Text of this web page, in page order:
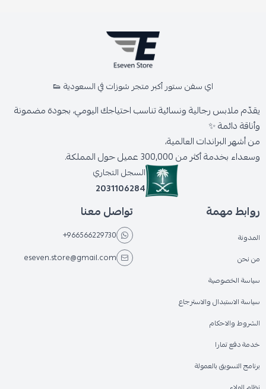
اي سفن ستور أكبر متجر شوزات في السعودية 👟
يقدّم ملابس رجالية ونسائية تناسب احتياجك اليومي، بجودة مضمونة
وأناقة دائمة ✨
من أشهر البراندات العالمية،
وسعداء بخدمة أكثر من 300,000 عميل حول المملكة.
السجل التجاري
2031106284
روابط مهمة
المدونة
من نحن
سياسة الخصوصية
سياسة الاستبدال والاسترجاع
الشروط والاحكام
خدمة دفع تمارا
برنامج التسويق بالعمولة
تواصل معنا
+966566229730
eseven.store@gmail.com